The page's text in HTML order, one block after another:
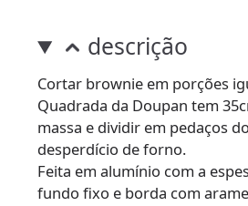
descrição
Cortar brownie em porções
Quadrada da Doupan tem
massa e dividir em pedaços
desperdício de forno.
Feita em alumínio com a
fundo fixo e borda com